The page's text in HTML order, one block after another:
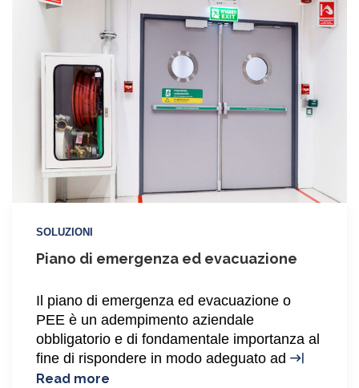
SOLUZIONI
Piano di emergenza ed evacuazione
Il piano di emergenza ed evacuazione o
PEE è un adempimento aziendale
obbligatorio e di fondamentale importanza al
fine di rispondere in modo adeguato ad
Read more